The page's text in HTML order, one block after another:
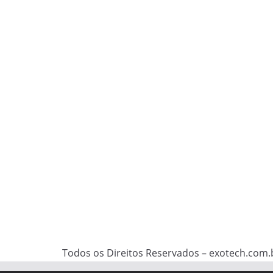
Todos os Direitos Reservados –